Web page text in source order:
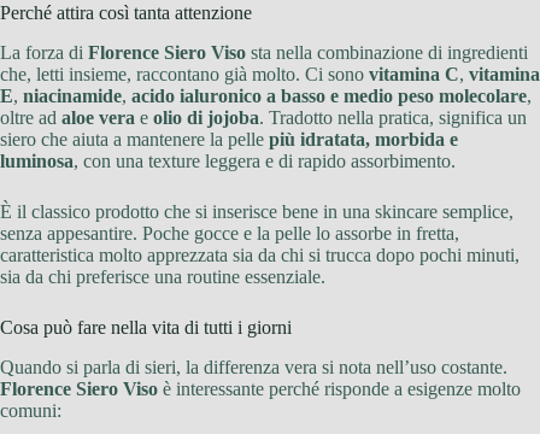
Perché attira così tanta attenzione
La forza di Florence Siero Viso sta nella combinazione di ingredienti
che, letti insieme, raccontano già molto. Ci sono vitamina C, vitamina
E, niacinamide, acido ialuronico a basso e medio peso molecolare,
oltre ad aloe vera e olio di jojoba. Tradotto nella pratica, significa un
siero che aiuta a mantenere la pelle più idratata, morbida e
luminosa, con una texture leggera e di rapido assorbimento.
È il classico prodotto che si inserisce bene in una skincare semplice,
senza appesantire. Poche gocce e la pelle lo assorbe in fretta,
caratteristica molto apprezzata sia da chi si trucca dopo pochi minuti,
sia da chi preferisce una routine essenziale.
Cosa può fare nella vita di tutti i giorni
Quando si parla di sieri, la differenza vera si nota nell’uso costante.
Florence Siero Viso è interessante perché risponde a esigenze molto
comuni: